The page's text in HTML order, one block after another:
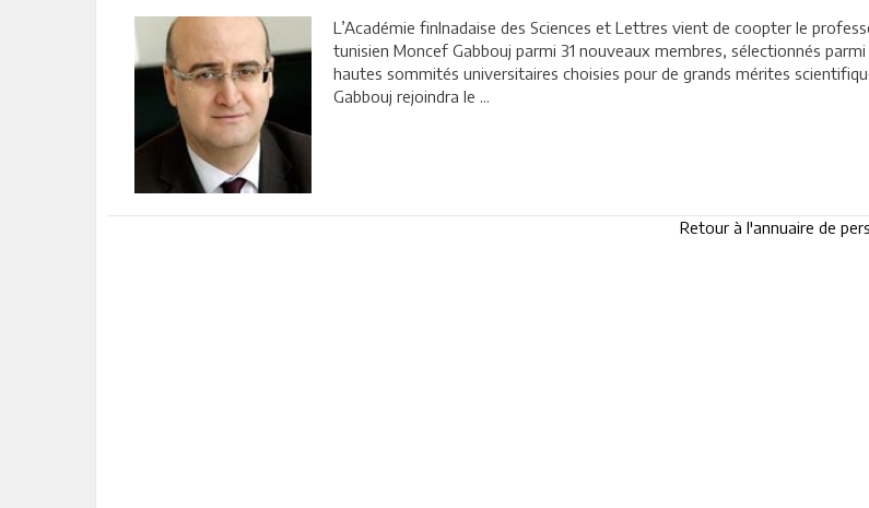
L’Académie finlnadaise des Sciences et Lettres vient de coopter le
tunisien Moncef Gabbouj parmi 31 nouveaux membres, sélectionnés parmi
hautes sommités universitaires choisies pour de grands mérites
Gabbouj rejoindra le ...
Retour à l'annuaire de